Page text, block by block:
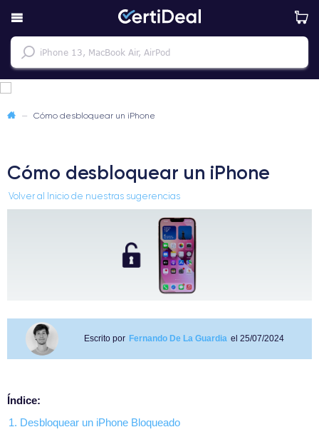
— Cómo desbloquear un iPhone
Cómo desbloquear un iPhone
Volver al Inicio de nuestras sugerencias
Escrito por Fernando De La Guardia el 25/07/2024
Índice:
1. Desbloquear un iPhone Bloqueado